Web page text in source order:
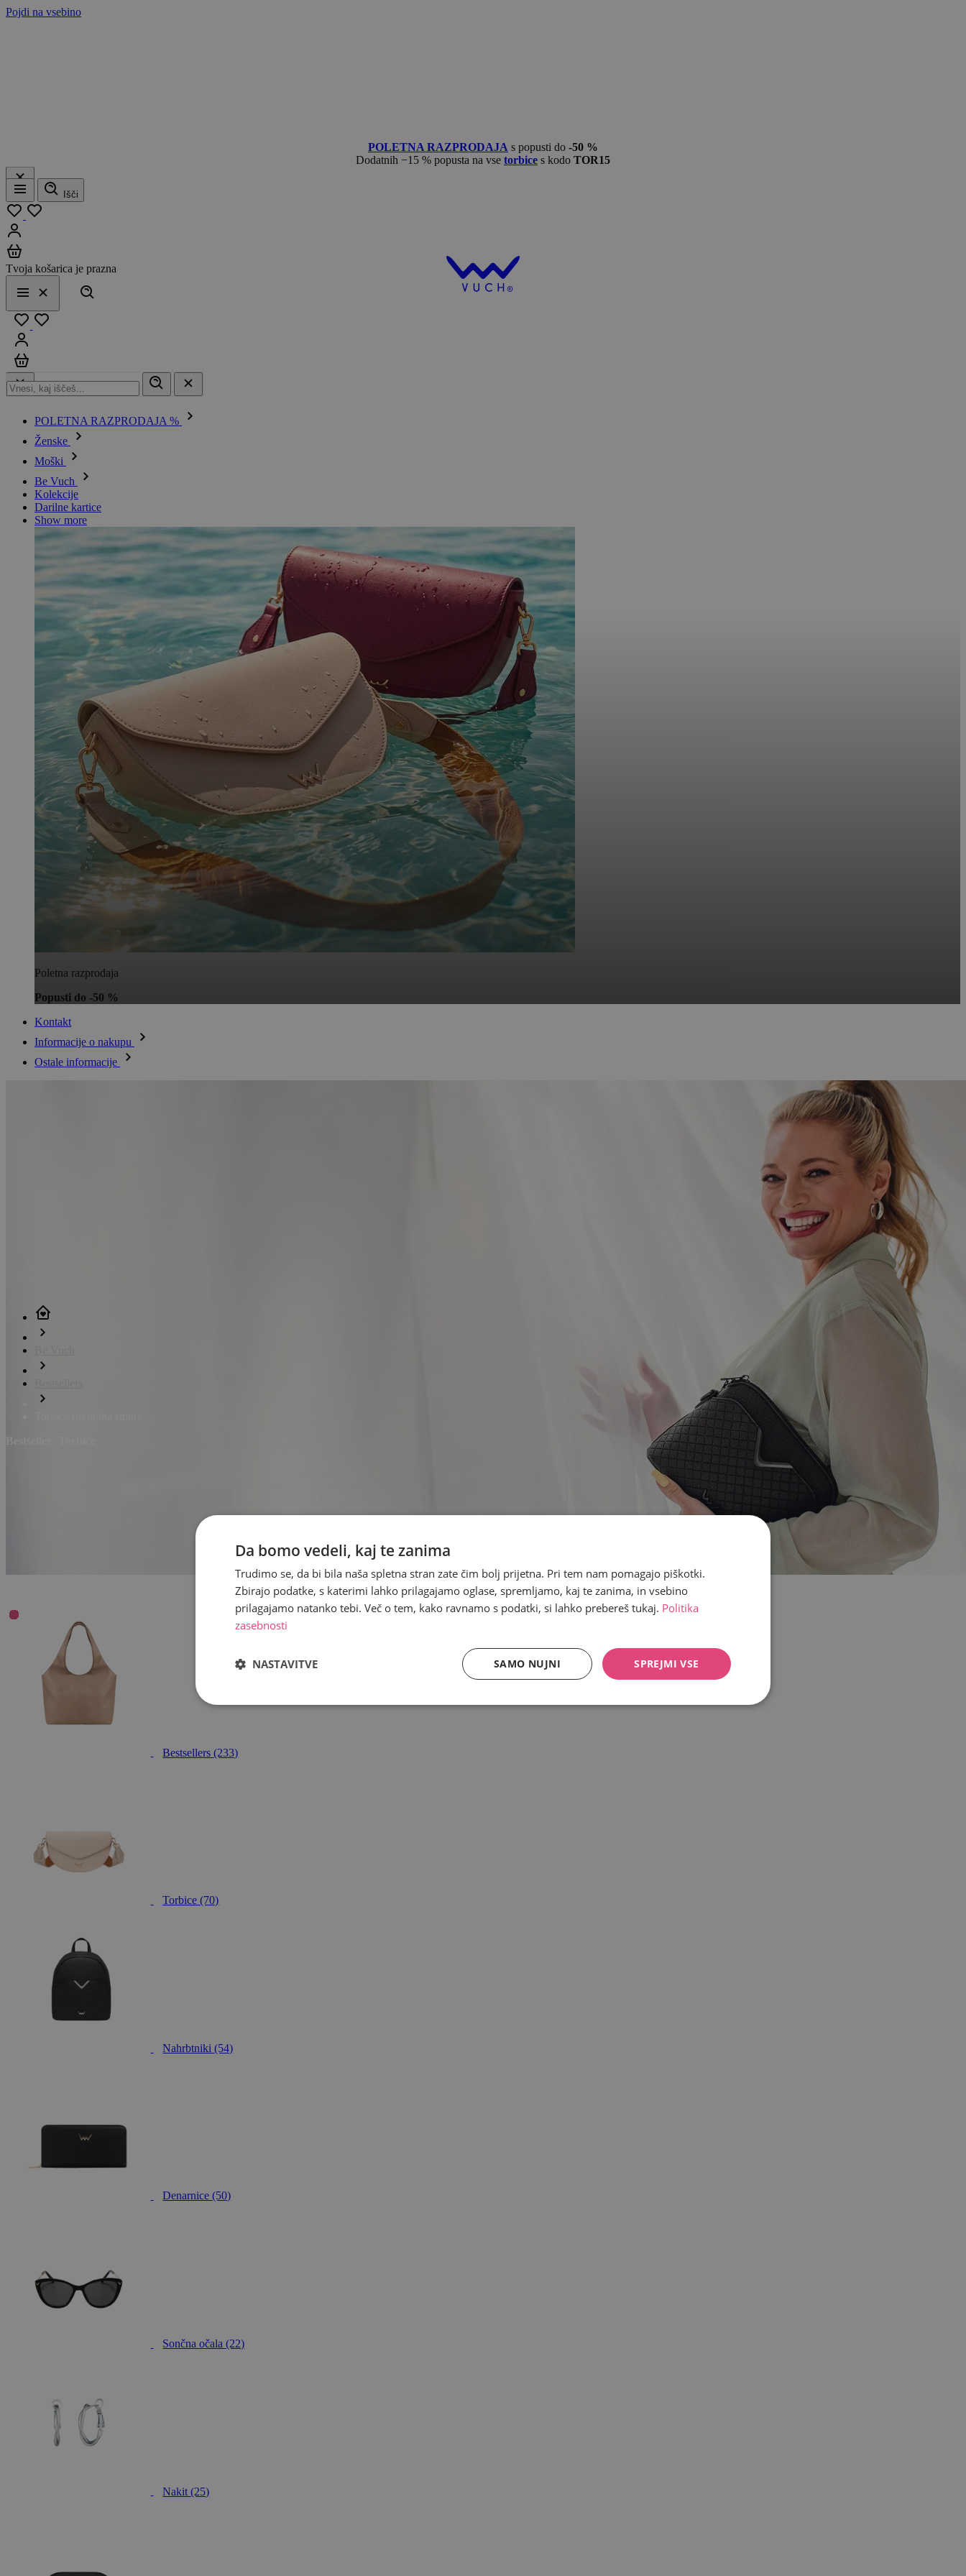
Pojdi na vsebino
POLETNA RAZPRODAJA s popusti do -50 %
Dodatnih −15 % popusta na vse torbice s kodo TOR15
Meni
Išči
Tvoja košarica je prazna
Meni
Zapri
POLETNA RAZPRODAJA %
Ženske
Moški
Be Vuch
Kolekcije
Darilne kartice
Show more
Poletna razprodaja
Popusti do -50 %
Kontakt
Informacije o nakupu
Ostale informacije
Bestsellers(233)
Torbice(70)
Nahrbtniki(54)
Denarnice(50)
Sončna očala(22)
Nakit(25)
Da bomo vedeli, kaj te zanima
Trudimo se, da bi bila naša spletna stran zate čim bolj prijetna. Pri tem nam pomagajo piškotki.
Zbirajo podatke, s katerimi lahko prilagajamo oglase, spremljamo, kaj te zanima, in vsebino
prilagajamo natanko tebi. Več o tem, kako ravnamo s podatki, si lahko prebereš tukaj. Politika
zasebnosti
SPREJMI VSE
SAMO NUJNI
NASTAVITVE